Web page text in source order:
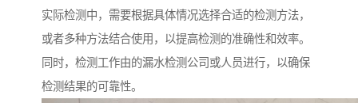
实际检测中，需要根据具体情况选择合适的检测方法，
或者多种方法结合使用，以提高检测的准确性和效率。
同时，检测工作由的漏水检测公司或人员进行，以确保
检测结果的可靠性。